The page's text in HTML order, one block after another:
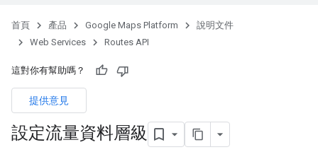
首頁 產品 Google Maps Platform
說明文件
Web Services
Routes API
這對你有幫助嗎？
提供意見
設定流量資料層級